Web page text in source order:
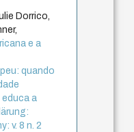
Dorrico,
e a
quando
educa a
v. 8 n. 2